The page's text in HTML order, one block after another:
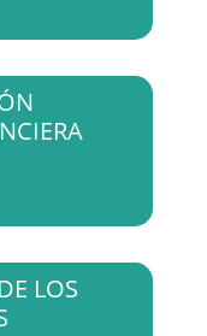
LOS